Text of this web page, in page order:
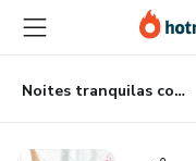
para
conteúdo
principal
para
pagamento
para
rodapé
Noites tranquilas com o Soninho do Bebê!